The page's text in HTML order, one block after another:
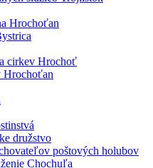
Hrochoťan
cirkev Hrochoť
Hrochoťan
družstvo
poštových holubov
Chochuľa